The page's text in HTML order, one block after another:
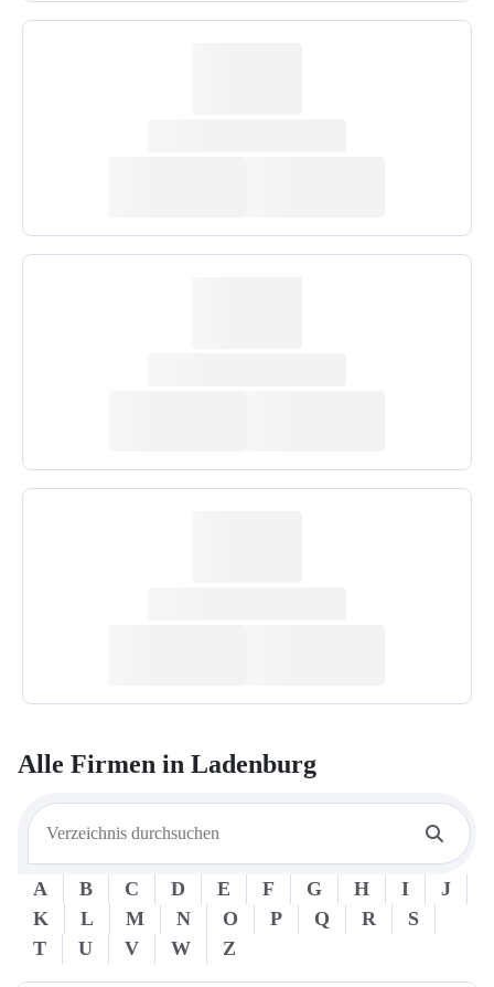
Alle Firmen in Ladenburg
A B C D E F G H I
J
K
L M N O P Q R
S
T
U V W Z